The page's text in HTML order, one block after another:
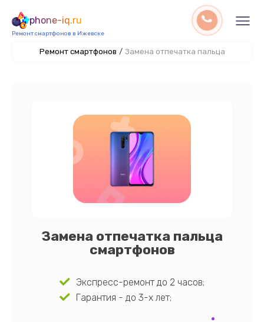
phone-iq.ru
Ремонт смартфонов в Ижевске
Ремонт смартфонов / Замена отпечатка пальца
Замена отпечатка пальца
смартфонов
Экспресс-ремонт до 2 часов;
Гарантия - до 3-х лет;